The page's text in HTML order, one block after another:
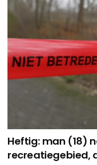
Heftig: man (18)
recreatiegebied,